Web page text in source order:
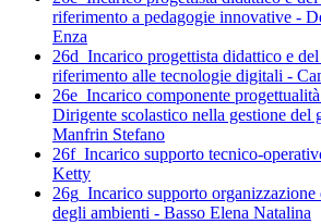
riferimento a pedagogie innovative -
Enza
26d_Incarico progettista didattico e
riferimento alle tecnologie digitali -
26e_Incarico componente
Dirigente scolastico nella gestione del
Manfrin Stefano
26f_Incarico supporto tecnico-
Ketty
26g_Incarico supporto
degli ambienti - Basso Elena Natalina